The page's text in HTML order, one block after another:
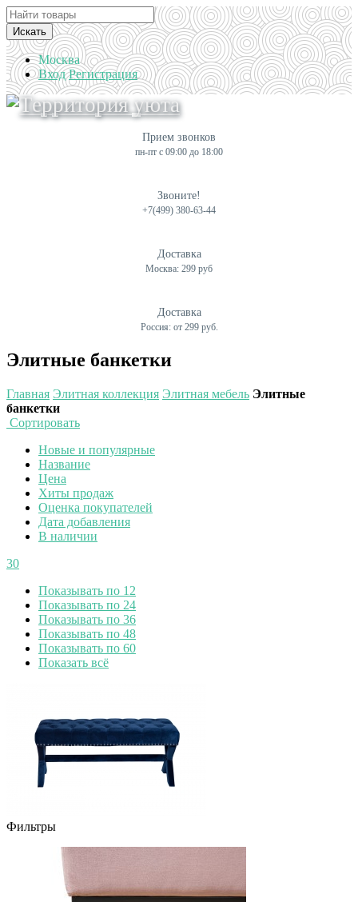
Искать
Москва
Вход Регистрация
Прием звонков
пн-пт с 09:00 до 18:00
Звоните!
+7(499) 380-63-44
Доставка
Москва: 299 руб
Доставка
Россия: от 299 руб.
Элитные банкетки
Главная Элитная коллекция Элитная мебель Элитные
банкетки
Сортировать
Новые и популярные
Название
Цена
Хиты продаж
Оценка покупателей
Дата добавления
В наличии
30
Показывать по 12
Показывать по 24
Показывать по 36
Показывать по 48
Показывать по 60
Показать всё
Фильтры